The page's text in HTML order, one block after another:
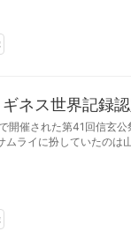
ネス世界記録
開催された第41回信玄
ムライに扮していたのは
定